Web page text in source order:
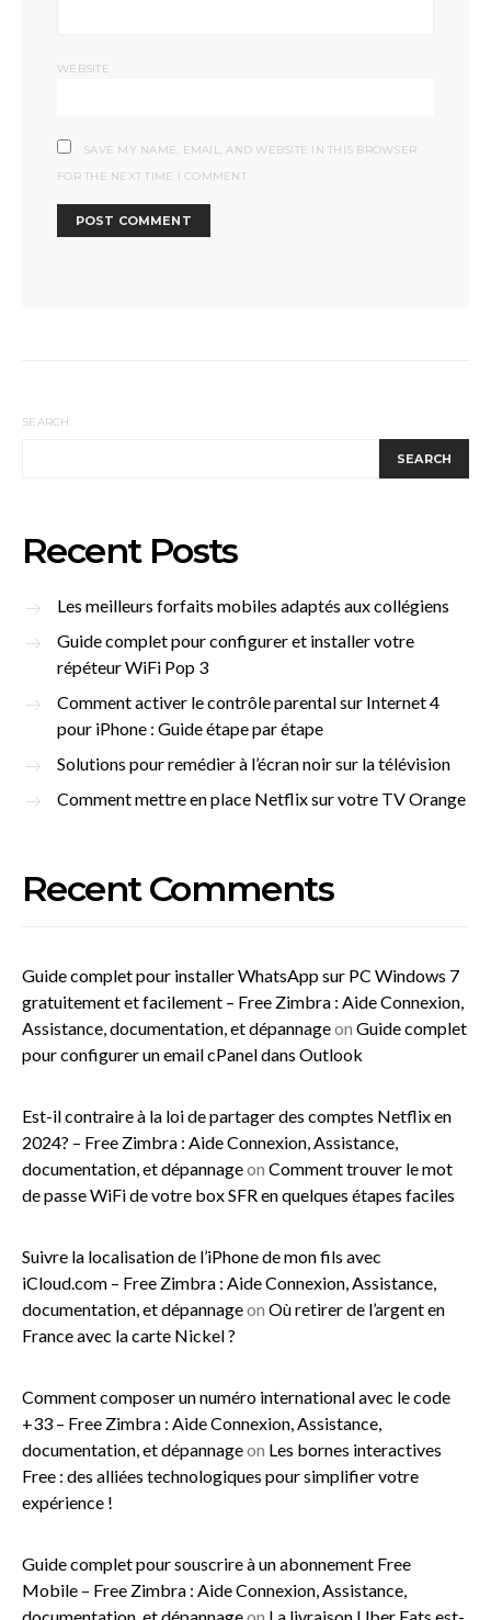
WEBSITE
SAVE MY NAME, EMAIL, AND WEBSITE IN THIS BROWSER
FOR THE NEXT TIME I COMMENT.
SEARCH
SEARCH
Recent Posts
Les meilleurs forfaits mobiles adaptés aux collégiens
Guide complet pour configurer et installer votre
répéteur WiFi Pop 3
Comment activer le contrôle parental sur Internet 4
pour iPhone : Guide étape par étape
Solutions pour remédier à l’écran noir sur la télévision
Comment mettre en place Netflix sur votre TV Orange
Recent Comments
Guide complet pour installer WhatsApp sur PC Windows 7
gratuitement et facilement – Free Zimbra : Aide Connexion,
Assistance, documentation, et dépannageon Guide complet
pour configurer un email cPanel dans Outlook
Est-il contraire à la loi de partager des comptes Netflix en
2024? – Free Zimbra : Aide Connexion, Assistance,
documentation, et dépannageon Comment trouver le mot
de passe WiFi de votre box SFR en quelques étapes faciles
Suivre la localisation de l’iPhone de mon fils avec
iCloud.com – Free Zimbra : Aide Connexion, Assistance,
documentation, et dépannageon Où retirer de l’argent en
France avec la carte Nickel ?
Comment composer un numéro international avec le code
+33 – Free Zimbra : Aide Connexion, Assistance,
documentation, et dépannageon Les bornes interactives
Free : des alliées technologiques pour simplifier votre
expérience !
Guide complet pour souscrire à un abonnement Free
Mobile – Free Zimbra : Aide Connexion, Assistance,